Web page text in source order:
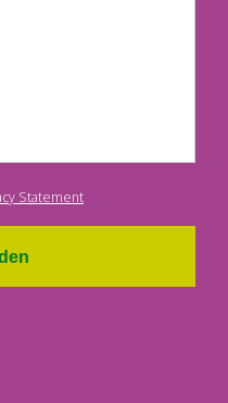
Statement